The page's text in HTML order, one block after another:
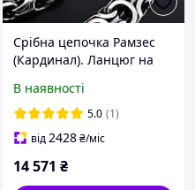
Срібна цепочка Рамзес
(Кардинал). Ланцюг на
широкий 8 мм 60 см
В наявності
5.0 (1)
від2428₴/міс
14 571 ₴